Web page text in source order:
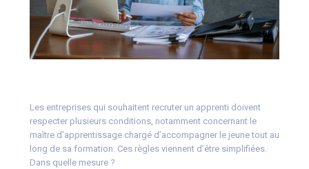
Les entreprises qui souhaitent recruter un apprenti doivent
respecter plusieurs conditions, notamment concernant le
maître d’apprentissage chargé d’accompagner le jeune tout au
long de sa formation. Ces règles viennent d’être simplifiées.
Dans quelle mesure ?